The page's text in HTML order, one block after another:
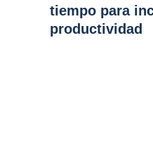
tiempo para
productividad